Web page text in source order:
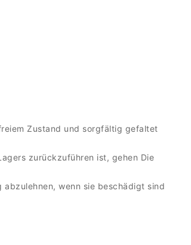
Zustand und sorgfältig gefaltet
zurückzuführen ist, gehen Die
wenn sie beschädigt sind